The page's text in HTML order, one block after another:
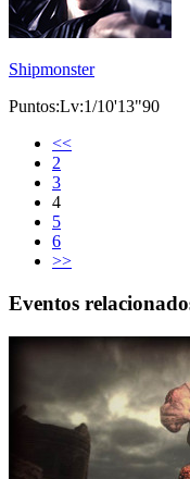
Shipmonster
Puntos:Lv:1/10'13"90
<<
2
3
4
5
6
>>
Eventos